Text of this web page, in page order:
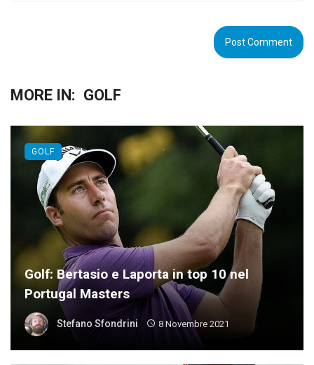
MORE IN: GOLF
Golf: Bertasio e Laporta in top 10 nel
Portugal Masters
Stefano Sfondrini 8 Novembre 2021
GOLF